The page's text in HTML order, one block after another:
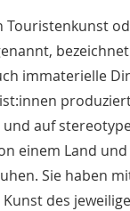
Touristenkunst
immaterielle
auf
einem Land
Sie haben
des